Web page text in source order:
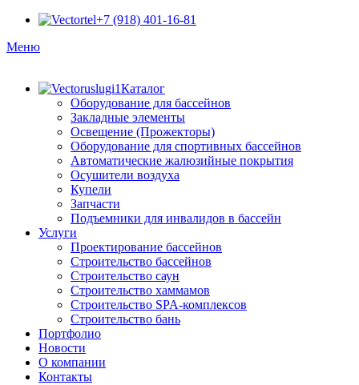
+7 (918) 401-16-81
Меню
Каталог
Оборудование для бассейнов
Закладные элементы
Освещение (Прожекторы)
Оборудование для спортивных бассейнов
Автоматические жалюзийные покрытия
Осушители воздуха
Купели
Запчасти
Подъемники для инвалидов в бассейн
Услуги
Проектирование бассейнов
Строительство бассейнов
Строительство саун
Строительство хаммамов
Строительство SPA-комплексов
Строительство бань
Портфолио
Новости
O компании
Контакты